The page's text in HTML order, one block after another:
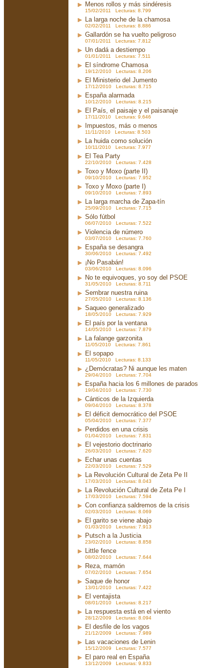
Menos rollos y más sindéresis
15/02/2011 Lecturas: 8.799
La larga noche de la chamosa
02/02/2011 Lecturas: 8.886
Gallardón se ha vuelto peligroso
07/01/2011 Lecturas: 7.812
Un dadá a destiempo
01/01/2011 Lecturas: 7.511
El síndrome Chamosa
19/12/2010 Lecturas: 8.206
El Ministerio del Jumento
17/12/2010 Lecturas: 8.715
España alarmada
10/12/2010 Lecturas: 8.215
El País, el paisaje y el paisanaje
17/11/2010 Lecturas: 9.646
Impuestos, más o menos
11/11/2010 Lecturas: 8.503
La huida como solución
10/11/2010 Lecturas: 7.977
El Tea Party
22/10/2010 Lecturas: 7.428
Toxo y Moxo (parte II)
09/10/2010 Lecturas: 7.952
Toxo y Moxo (parte I)
09/10/2010 Lecturas: 7.893
La larga marcha de Zapa-tín
25/09/2010 Lecturas: 7.715
Sólo fútbol
06/07/2010 Lecturas: 7.522
Violencia de número
03/07/2010 Lecturas: 7.760
España se desangra
30/06/2010 Lecturas: 7.492
¡No Pasabán!
03/06/2010 Lecturas: 8.096
No te equivoques, yo soy del PSOE
31/05/2010 Lecturas: 8.711
Sembrar nuestra ruina
27/05/2010 Lecturas: 8.136
Saqueo generalizado
18/05/2010 Lecturas: 7.929
El país por la ventana
14/05/2010 Lecturas: 7.879
La falange garzonita
11/05/2010 Lecturas: 7.861
El sopapo
11/05/2010 Lecturas: 8.133
¿Demócratas? Ni aunque les maten
29/04/2010 Lecturas: 7.704
España hacia los 6 millones de parados
19/04/2010 Lecturas: 7.730
Cánticos de la Izquierda
09/04/2010 Lecturas: 8.378
El déficit democrático del PSOE
05/04/2010 Lecturas: 7.377
Perdidos en una crisis
01/04/2010 Lecturas: 7.831
El vejestorio doctrinario
26/03/2010 Lecturas: 7.620
Echar unas cuentas
22/03/2010 Lecturas: 7.529
La Revolución Cultural de Zeta Pe II
17/03/2010 Lecturas: 8.043
La Revolución Cultural de Zeta Pe I
17/03/2010 Lecturas: 7.594
Con confianza saldremos de la crisis
02/03/2010 Lecturas: 8.069
El garito se viene abajo
01/03/2010 Lecturas: 7.913
Putsch a la Justicia
23/02/2010 Lecturas: 8.858
Little fence
08/02/2010 Lecturas: 7.644
Reza, mamón
07/02/2010 Lecturas: 7.654
Saque de honor
13/01/2010 Lecturas: 7.422
El ventajista
08/01/2010 Lecturas: 8.217
La respuesta está en el viento
28/12/2009 Lecturas: 8.094
El desfile de los vagos
21/12/2009 Lecturas: 7.989
Las vacaciones de Lenin
15/12/2009 Lecturas: 7.577
El paro real en España
13/12/2009 Lecturas: 9.833